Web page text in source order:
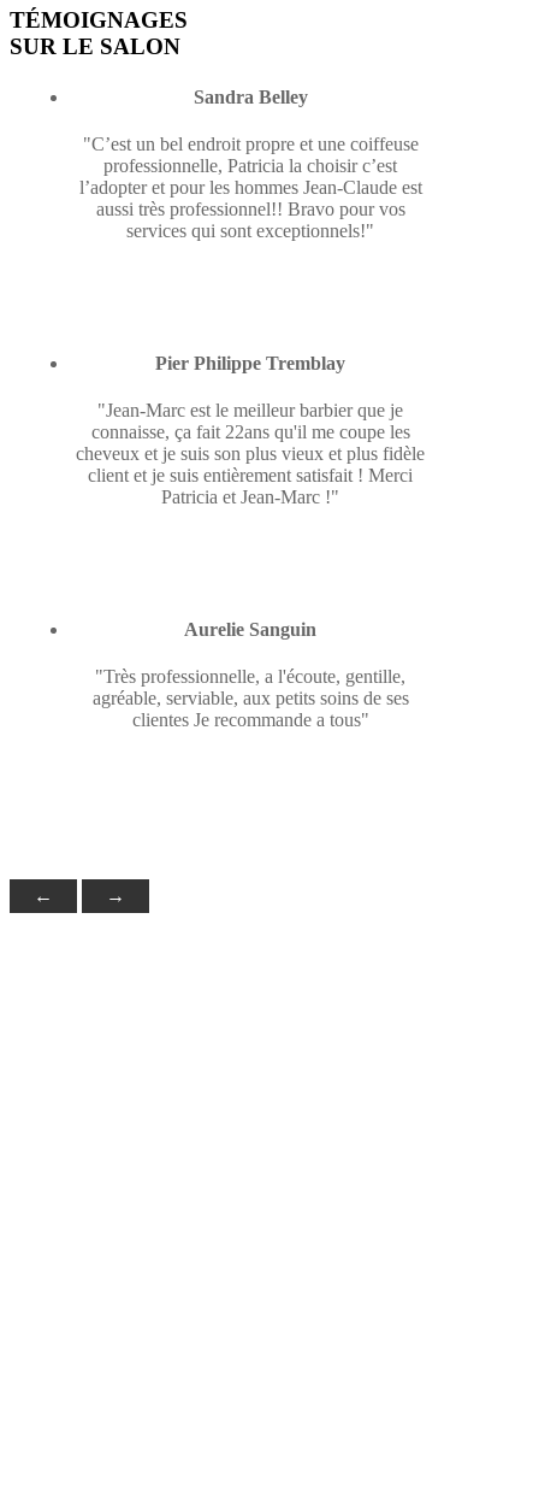
TÉMOIGNAGES
SUR LE SALON
Sandra Belley
"C’est un bel endroit propre et une coiffeuse
professionnelle, Patricia la choisir c’est
l’adopter et pour les hommes Jean-Claude est
aussi très professionnel!! Bravo pour vos
services qui sont exceptionnels!"
Pier Philippe Tremblay
"Jean-Marc est le meilleur barbier que je
connaisse, ça fait 22ans qu'il me coupe les
cheveux et je suis son plus vieux et plus fidèle
client et je suis entièrement satisfait ! Merci
Patricia et Jean-Marc !"
Aurelie Sanguin
"Très professionnelle, a l'écoute, gentille,
agréable, serviable, aux petits soins de ses
clientes Je recommande a tous"
← →